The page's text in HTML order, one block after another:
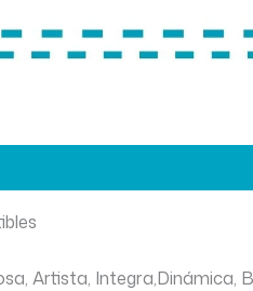
Artista, Integra,Dinámica,